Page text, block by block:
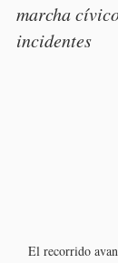
marcha
incidentes
El recorrido